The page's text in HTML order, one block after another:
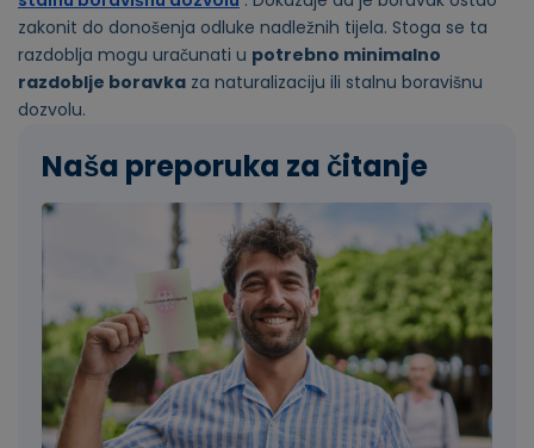
zakonit do donošenja odluke nadležnih tijela. Stoga se ta
razdoblja mogu uračunati u potrebno minimalno
razdoblje boravka za naturalizaciju ili stalnu boravišnu
dozvolu.
Naša preporuka za čitanje